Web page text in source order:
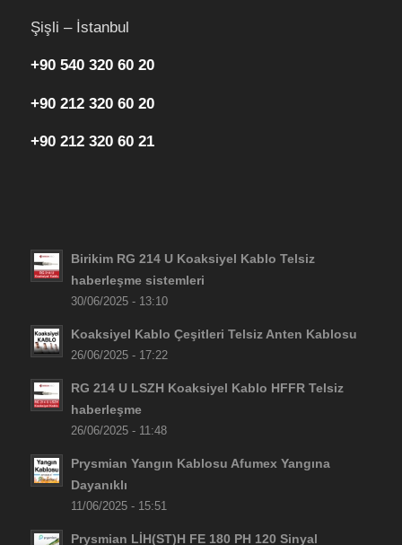
Şişli – İstanbul
+90 540 320 60 20
+90 212 320 60 20
+90 212 320 60 21
Birikim RG 214 U Koaksiyel Kablo Telsiz
haberleşme sistemleri
30/06/2025 - 13:10
Koaksiyel Kablo Çeşitleri Telsiz Anten Kablosu
26/06/2025 - 17:22
RG 214 U LSZH Koaksiyel Kablo HFFR Telsiz
haberleşme
26/06/2025 - 11:48
Prysmian Yangın Kablosu Afumex Yangına
Dayanıklı
11/06/2025 - 15:51
Prysmian LİH(ST)H FE 180 PH 120 Sinyal